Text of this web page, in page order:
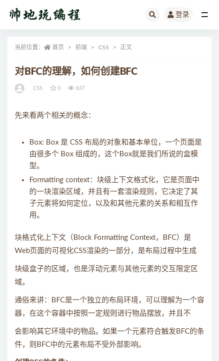
登录
当前位置： 首页 前端 CSS 正文
对BFC的理解，如何创建BFC
CSS 0 637
先来看两个相关的概念：
Box: Box 是 CSS 布局的对象和基本单位，⼀个⻚⾯是
由很多个 Box 组成的，这个Box就是我们所说的盒模
型。
Formatting context：块级上下⽂格式化，它是⻚⾯中
的⼀块渲染区域，并且有⼀套渲染规则，它决定了其
⼦元素将如何定位，以及和其他元素的关系和相互作
⽤。
块格式化上下文（Block Formatting Context，BFC）是
Web页面的可视化CSS渲染的一部分，是布局过程中生成
块级盒子的区域，也是浮动元素与其他元素的交互限定区
域。
通俗来讲：BFC是一个独立的布局环境，可以理解为一个容
器，在这个容器中按照一定规则进行物品摆放，并且不
会影响其它环境中的物品。如果一个元素符合触发BFC的条
件，则BFC中的元素布局不受外部影响。